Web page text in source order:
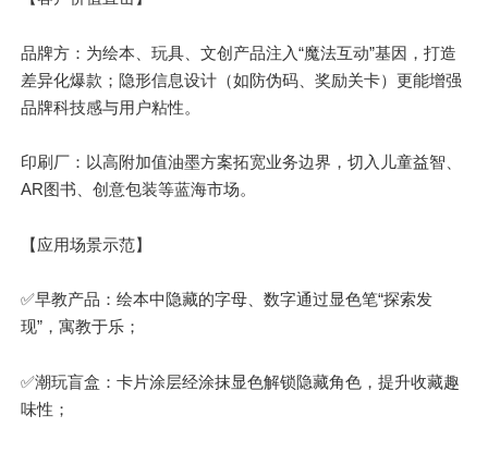
品牌方：为绘本、玩具、文创产品注入“魔法互动”基因，打造
差异化爆款；隐形信息设计（如防伪码、奖励关卡）更能增强
品牌科技感与用户粘性。
印刷厂：以高附加值油墨方案拓宽业务边界，切入儿童益智、
AR图书、创意包装等蓝海市场。
【应用场景示范】
✅早教产品：绘本中隐藏的字母、数字通过显色笔“探索发
现”，寓教于乐；
✅潮玩盲盒：卡片涂层经涂抹显色解锁隐藏角色，提升收藏趣
味性；